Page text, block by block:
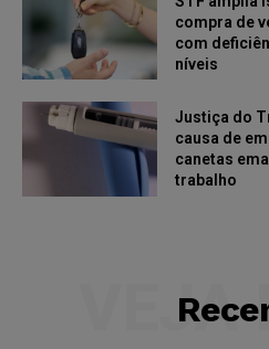
compra de
com
níveis
Justiça do
causa de
canetas
trabalho
VEJA